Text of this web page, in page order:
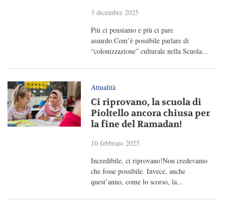
3 dicembre 2025
Più ci pensiamo e più ci pare
assurdo.Com’è possibile parlare di
“colonizzazione” culturale nella Scuola...
Attualità
Ci riprovano, la scuola di
Pioltello ancora chiusa per
la fine del Ramadan!
10 febbraio 2025
Incredibile, ci riprovano!Non credevamo
che fosse possibile. Invece, anche
quest’anno, come lo scorso, la...